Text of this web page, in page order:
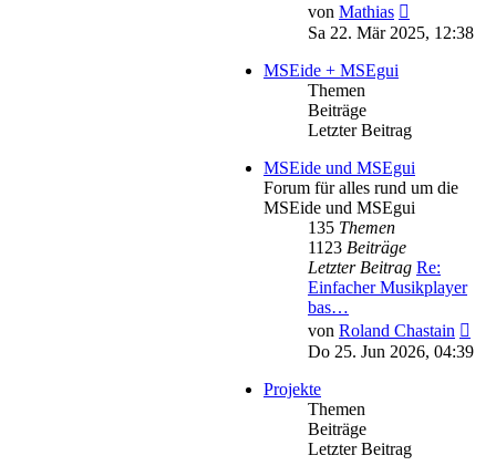
von Mathias
Beitrag
Sa 22. Mär 2025, 12:38
MSEide + MSEgui
Themen
Beiträge
Letzter Beitrag
MSEide und MSEgui
Forum für alles rund um die
MSEide und MSEgui
135 Themen
1123 Beiträge
Letzter Beitrag Re:
Einfacher Musikplayer
bas…
von Roland Chastain
Do 25. Jun 2026, 04:39
Projekte
Themen
Beiträge
Letzter Beitrag